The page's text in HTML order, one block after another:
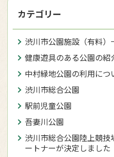
カテゴリー
渋川市公園施設（有料）
健康遊具のある公園の紹
中村緑地公園の利用につ
渋川市総合公園
駅前児童公園
吾妻川公園
渋川市総合公園陸上競
ートナーが決定しました